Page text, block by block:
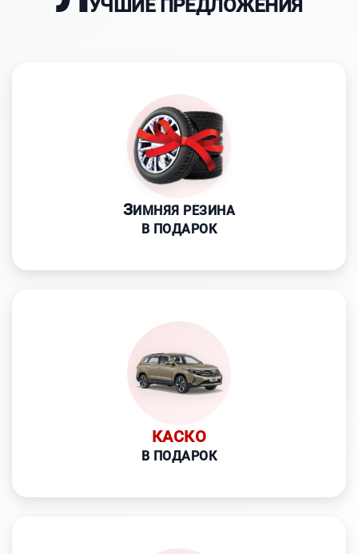
УЧШИЕ ПРЕДЛОЖЕНИЯ
ЗИМНЯЯ РЕЗИНА
В ПОДАРОК
КАСКО
В ПОДАРОК